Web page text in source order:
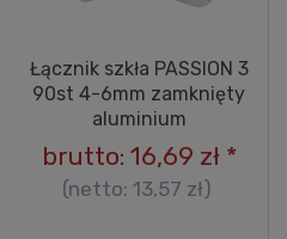
Łącznik szkła PASSION 3
90st 4-6mm zamknięty
aluminium
brutto: 16,69 zł*
(netto: 13,57 zł)